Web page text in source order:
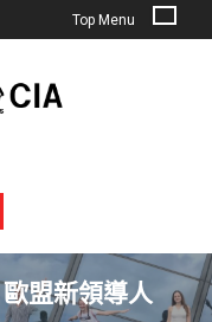
Top Menu
盟新領導人